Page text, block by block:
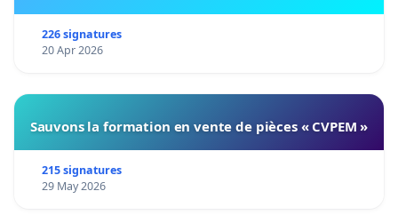
226 signatures
20 Apr 2026
Sauvons la formation en vente de pièces « CVPEM »
215 signatures
29 May 2026